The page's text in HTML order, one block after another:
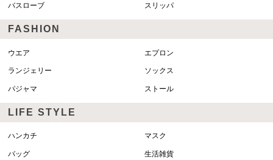
バスローブ スリッパ
FASHION
ウエア エプロン
ランジェリー ソックス
パジャマ ストール
LIFE STYLE
ハンカチ マスク
バッグ 生活雑貨